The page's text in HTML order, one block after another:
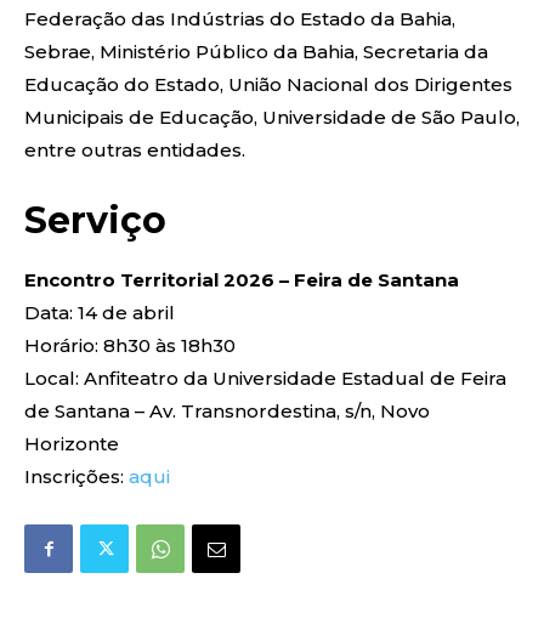
Federação das Indústrias do Estado da Bahia,
Sebrae, Ministério Público da Bahia, Secretaria da
Educação do Estado, União Nacional dos Dirigentes
Municipais de Educação, Universidade de São Paulo,
entre outras entidades.
Serviço
Encontro Territorial 2026 – Feira de Santana
Data: 14 de abril
Horário: 8h30 às 18h30
Local: Anfiteatro da Universidade Estadual de Feira
de Santana – Av. Transnordestina, s/n, Novo
Horizonte
Inscrições: aqui